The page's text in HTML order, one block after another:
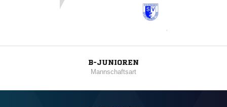
B-JUNIOREN
Mannschaftsart